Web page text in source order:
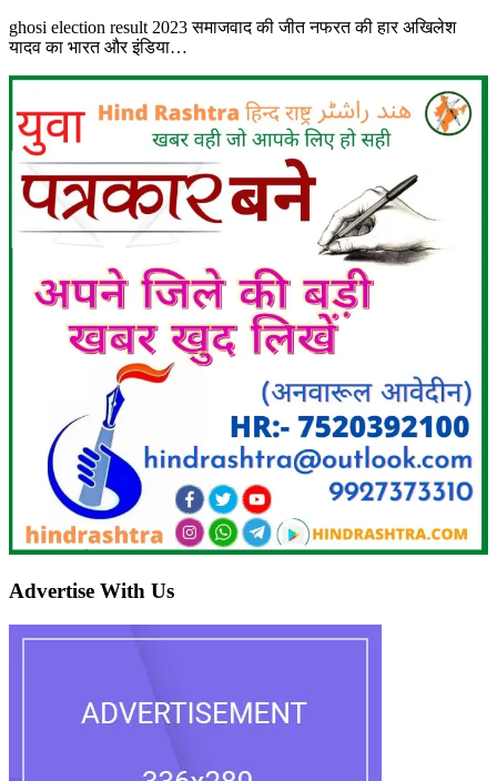
ghosi election result 2023 समाजवाद की जीत नफरत की हार अखिलेश
यादव का भारत और इंडिया…
Advertise With Us